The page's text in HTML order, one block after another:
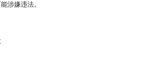
涉嫌违法。